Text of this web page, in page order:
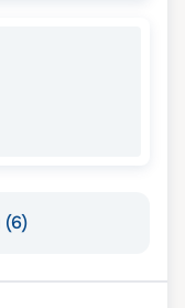
(6)